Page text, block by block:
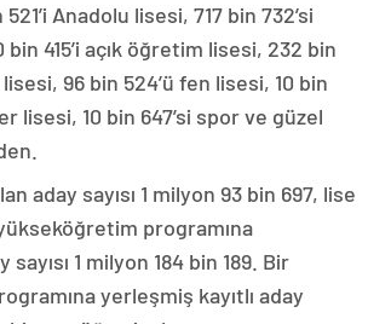
Anadolu lisesi, 717 bin 732’si
415’i açık öğretim lisesi, 232 bin
96 bin 524’ü fen lisesi, 10 bin
lisesi, 10 bin 647’si spor ve güzel
aday sayısı 1 milyon 93 bin 697, lise
programına
1 milyon 184 bin 189. Bir
yerleşmiş kayıtlı aday